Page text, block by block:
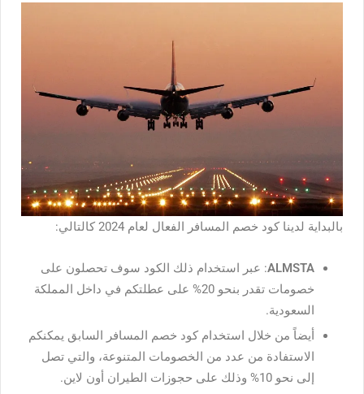
بالبداية لدينا كود خصم المسافر الفعال لعام 2024 كالتالي:
ALMSTA: عبر استخدام ذلك الكود سوف تحصلون على
خصومات تقدر بنحو 20% على عطلتكم في داخل المملكة
السعودية.
أيضاً من خلال استخدام كود خصم المسافر السابق يمكنكم
الاستفادة من عدد من الخصومات المتنوعة، والتي تصل
إلى نحو 10% وذلك على حجوزات الطيران أون لاين.